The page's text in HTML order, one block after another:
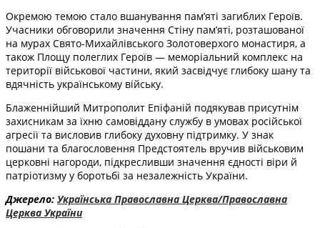
Окремою темою стало вшанування пам’яті загиблих Героїв.
Учасники обговорили значення Стіну пам’яті, розташованої
на мурах Свято-Михайлівського Золотоверхого монастиря, а
також Площу полеглих Героїв — меморіальний комплекс на
території військової частини, який засвідчує глибоку шану та
вдячність українському війську.
Блаженнійший Митрополит Епіфаній подякував присутнім
захисникам за їхню самовіддану службу в умовах російської
агресії та висловив глибоку духовну підтримку. У знак
пошани та благословення Предстоятель вручив військовим
церковні нагороди, підкресливши значення єдності віри й
патріотизму у боротьбі за незалежність України.
Джерело: Українська Православна Церква/Православна
Церква України